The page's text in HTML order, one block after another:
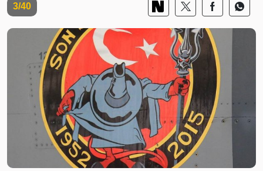
3/40